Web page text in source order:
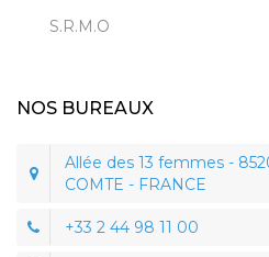
S.R.M.O
NOS BUREAUX
Allée des 13 femmes -
COMTE - FRANCE
+33 2 44 98 11 00